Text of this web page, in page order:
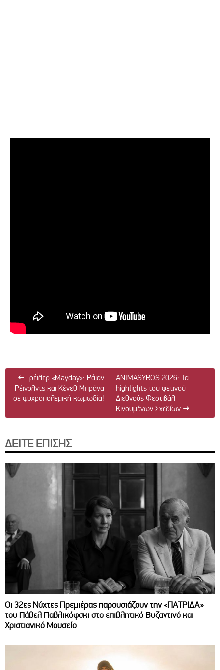
← Τρέιλερ «Mayday»: Ράιαν
Ρέινολντς και Κένεθ Μπράνα
σε ψυχροπολεμική κωμωδία!
ANIMASYROS 2026: Τα
highlights του φετινού
Διεθνούς Φεστιβάλ
Κινουμένων Σχεδίων →
ΔΕΙΤΕ ΕΠΙΣΗΣ
Οι 32ες Νύχτες Πρεμιέρας παρουσιάζουν την «ΠΑΤΡΙΔΑ»
του Πάβελ Παβλικόφσκι στο επιβλητικό Βυζαντινό και
Χριστιανικό Μουσείο